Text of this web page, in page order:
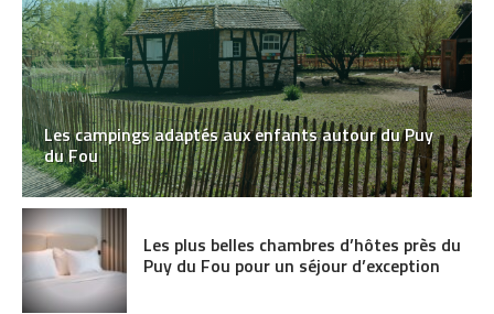
Les campings adaptés aux enfants autour du Puy
du Fou
Les plus belles chambres d’hôtes près du
Puy du Fou pour un séjour d’exception